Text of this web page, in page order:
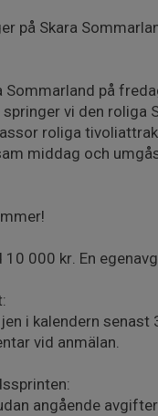
på Skara
på
vi den
roliga
middag och
10 000 kr. En
i kalendern
vid anmälan.
angående